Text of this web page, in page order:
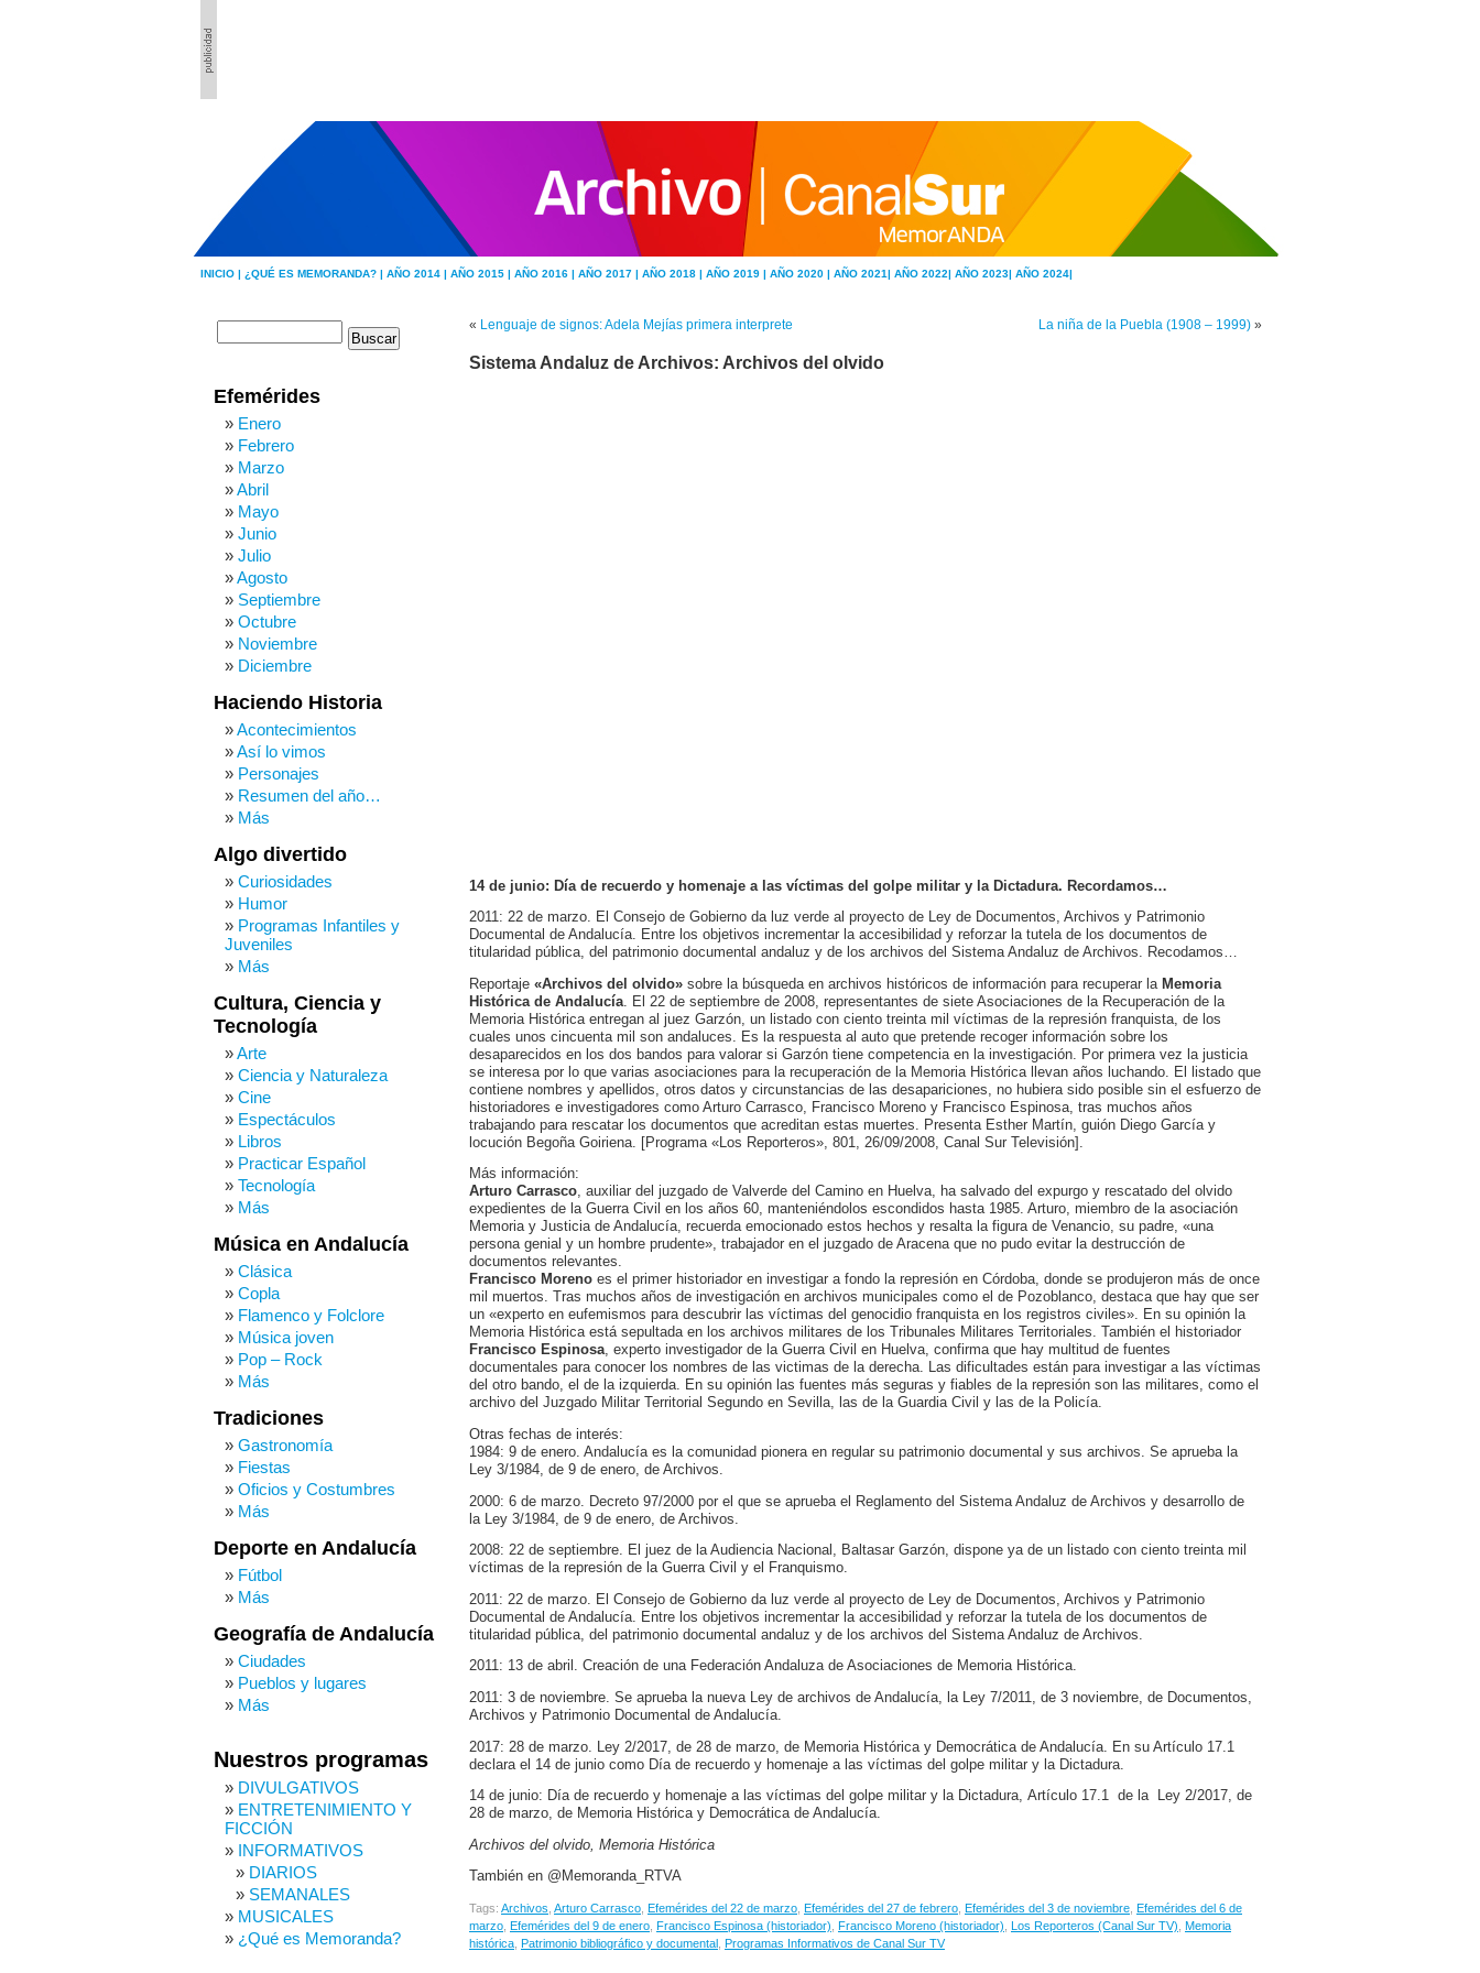
INICIO | ¿QUÉ ES MEMORANDA? | AÑO 2014 | AÑO 2015 | AÑO 2016 | AÑO 2017 | AÑO 2018 | AÑO 2019 | AÑO 2020 | AÑO 2021| AÑO 2022| AÑO 2023| AÑO 2024|
« Lenguaje de signos: Adela Mejías primera interprete La niña de la Puebla (1908 – 1999) »
Sistema Andaluz de Archivos: Archivos del olvido
14 de junio: Día de recuerdo y homenaje a las víctimas del golpe militar y la Dictadura. Recordamos…
2011: 22 de marzo. El Consejo de Gobierno da luz verde al proyecto de Ley de Documentos, Archivos y Patrimonio
Documental de Andalucía. Entre los objetivos incrementar la accesibilidad y reforzar la tutela de los documentos de
titularidad pública, del patrimonio documental andaluz y de los archivos del Sistema Andaluz de Archivos. Recodamos…
Reportaje «Archivos del olvido» sobre la búsqueda en archivos históricos de información para recuperar la Memoria
Histórica de Andalucía . El 22 de septiembre de 2008, representantes de siete Asociaciones de la Recuperación de la
Memoria Histórica entregan al juez Garzón, un listado con ciento treinta mil víctimas de la represión franquista, de los
cuales unos cincuenta mil son andaluces. Es la respuesta al auto que pretende recoger información sobre los
desaparecidos en los dos bandos para valorar si Garzón tiene competencia en la investigación. Por primera vez la justicia
se interesa por lo que varias asociaciones para la recuperación de la Memoria Histórica llevan años luchando. El listado que
contiene nombres y apellidos, otros datos y circunstancias de las desapariciones, no hubiera sido posible sin el esfuerzo de
historiadores e investigadores como Arturo Carrasco, Francisco Moreno y Francisco Espinosa, tras muchos años
trabajando para rescatar los documentos que acreditan estas muertes. Presenta Esther Martín, guión Diego García y
locución Begoña Goiriena. [Programa «Los Reporteros», 801, 26/09/2008, Canal Sur Televisión].
Más información:
Arturo Carrasco, auxiliar del juzgado de Valverde del Camino en Huelva, ha salvado del expurgo y rescatado del olvido
expedientes de la Guerra Civil en los años 60, manteniéndolos escondidos hasta 1985. Arturo, miembro de la asociación
Memoria y Justicia de Andalucía, recuerda emocionado estos hechos y resalta la figura de Venancio, su padre, «una
persona genial y un hombre prudente», trabajador en el juzgado de Aracena que no pudo evitar la destrucción de
documentos relevantes.
Francisco Moreno es el primer historiador en investigar a fondo la represión en Córdoba, donde se produjeron más de once
mil muertos. Tras muchos años de investigación en archivos municipales como el de Pozoblanco, destaca que hay que ser
un «experto en eufemismos para descubrir las víctimas del genocidio franquista en los registros civiles». En su opinión la
Memoria Histórica está sepultada en los archivos militares de los Tribunales Militares Territoriales. También el historiador
Francisco Espinosa, experto investigador de la Guerra Civil en Huelva, confirma que hay multitud de fuentes
documentales para conocer los nombres de las victimas de la derecha. Las dificultades están para investigar a las víctimas
del otro bando, el de la izquierda. En su opinión las fuentes más seguras y fiables de la represión son las militares, como el
archivo del Juzgado Militar Territorial Segundo en Sevilla, las de la Guardia Civil y las de la Policía.
Otras fechas de interés:
1984: 9 de enero. Andalucía es la comunidad pionera en regular su patrimonio documental y sus archivos. Se aprueba la
Ley 3/1984, de 9 de enero, de Archivos.
2000: 6 de marzo. Decreto 97/2000 por el que se aprueba el Reglamento del Sistema Andaluz de Archivos y desarrollo de
la Ley 3/1984, de 9 de enero, de Archivos.
2008: 22 de septiembre. El juez de la Audiencia Nacional, Baltasar Garzón, dispone ya de un listado con ciento treinta mil
víctimas de la represión de la Guerra Civil y el Franquismo.
2011: 22 de marzo. El Consejo de Gobierno da luz verde al proyecto de Ley de Documentos, Archivos y Patrimonio
Documental de Andalucía. Entre los objetivos incrementar la accesibilidad y reforzar la tutela de los documentos de
titularidad pública, del patrimonio documental andaluz y de los archivos del Sistema Andaluz de Archivos.
2011: 13 de abril. Creación de una Federación Andaluza de Asociaciones de Memoria Histórica.
2011: 3 de noviembre. Se aprueba la nueva Ley de archivos de Andalucía, la Ley 7/2011, de 3 noviembre, de Documentos,
Archivos y Patrimonio Documental de Andalucía.
2017: 28 de marzo. Ley 2/2017, de 28 de marzo, de Memoria Histórica y Democrática de Andalucía. En su Artículo 17.1
declara el 14 de junio como Día de recuerdo y homenaje a las víctimas del golpe militar y la Dictadura.
14 de junio: Día de recuerdo y homenaje a las víctimas del golpe militar y la Dictadura, Artículo 17.1 de la Ley 2/2017, de
28 de marzo, de Memoria Histórica y Democrática de Andalucía.
Archivos del olvido, Memoria Histórica
También en @Memoranda_RTVA
Tags: Archivos Arturo Carrasco Efemérides del 22 de marzo Efemérides del 27 de febrero Efemérides del 3 de noviembre Efemérides del 6 de
marzo Efemérides del 9 de enero Francisco Espinosa (historiador) Francisco Moreno (historiador) Los Reporteros (Canal Sur TV) Memoria
histórica Patrimonio bibliográfico y documental Programas Informativos de Canal Sur TV
Efemérides
Enero
Febrero
Marzo
Abril
Mayo
Junio
Julio
Agosto
Septiembre
Octubre
Noviembre
Diciembre
Haciendo Historia
Acontecimientos
Así lo vimos
Personajes
Resumen del año…
Más
Algo divertido
Curiosidades
Humor
Programas Infantiles y
Juveniles
Más
Cultura, Ciencia y
Tecnología
Arte
Ciencia y Naturaleza
Cine
Espectáculos
Libros
Practicar Español
Tecnología
Más
Música en Andalucía
Clásica
Copla
Flamenco y Folclore
Música joven
Pop – Rock
Más
Tradiciones
Gastronomía
Fiestas
Oficios y Costumbres
Más
Deporte en Andalucía
Fútbol
Más
Geografía de Andalucía
Ciudades
Pueblos y lugares
Más
Nuestros programas
DIVULGATIVOS
ENTRETENIMIENTO Y
FICCIÓN
INFORMATIVOS
DIARIOS
SEMANALES
MUSICALES
¿Qué es Memoranda?